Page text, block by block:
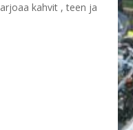
kahvit , teen ja